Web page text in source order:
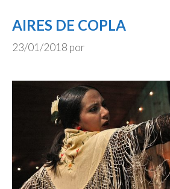
AIRES DE COPLA
23/01/2018 por